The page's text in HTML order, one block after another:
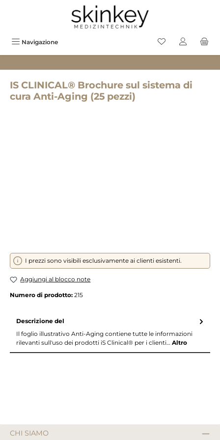
Navigazione Hai 0 prodotti sul
IS CLINICAL® Brochure sul sistema di
cura Anti-Aging (25 pezzi)
I prezzi sono visibili esclusivamente ai clienti esistenti.
Aggiungi al blocco note
Numero di prodotto: 215
Descrizione del
Il foglio illustrativo Anti-Aging contiene tutte le informazioni
rilevanti sull'uso dei prodotti iS Clinical® per i clienti… Altro
CHI SIAMO